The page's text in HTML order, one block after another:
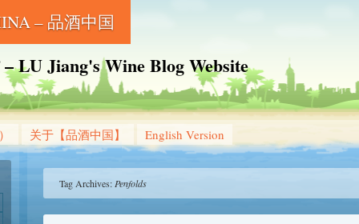
– 品酒中国
LU Jiang's Wine Blog Website
关于【品酒中国】 English Version
Tag Archives: Penfolds